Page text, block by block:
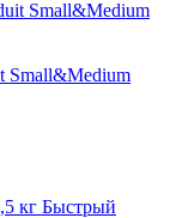
Small&Medium
Быстрый